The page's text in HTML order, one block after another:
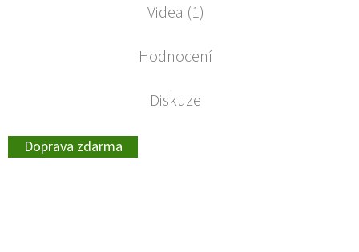
Videa (1)
Hodnocení
Diskuze
Doprava zdarma